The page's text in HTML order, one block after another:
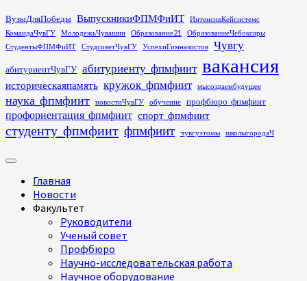
Перейти
к
содержимому
ВузыДляПобеды ВыпускникиФПМФиИТ
ИнтенсивКейсистемс
КомандаЧувГУ
МолодежьЧувашии Образование21
ОбразованиеЧебоксары
СтудентыФПМФиИТ
СтудсоветЧувГУ УспехиГимназистов Чувгу
абитуриентЧувГУ абитуриенту_фпмфиит вакансия
историческаяпамять кружок_фпмфиит мысоздаембудущее
наука_фпмфиит новостиЧувГУ обучение профбюро_фпмфиит
профориентация_фпмфиит спорт_фпмфиит
студенту_фпмфиит фпмфиит чувгуэтомы школыгородаЧ
Основное
Главная
Новости
Факультет
Руководители
Ученый совет
Профбюро
Научно-исследовательская работа
Научное оборудование